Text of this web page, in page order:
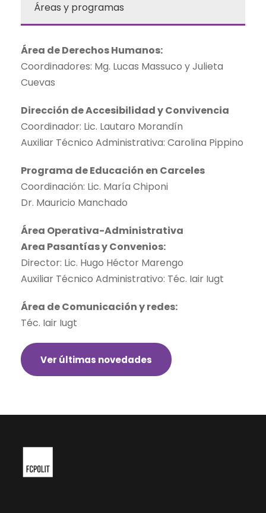
Áreas y programas
Área de Derechos Humanos:
Coordinadores: Mg. Lucas Massuco y Julieta
Cuevas
Dirección de Accesibilidad y Convivencia
Coordinador: Lic. Lautaro Morandín
Auxiliar Técnico Administrativa: Carolina Pippino
Programa de Educación en Carceles
Coordinación: Lic. María Chiponi
Dr. Mauricio Manchado
Área Operativa-Administrativa
Area Pasantías y Convenios:
Director: Lic. Hugo Héctor Marengo
Auxiliar Técnico Administrativo: Téc. Iair Iugt
Área de Comunicación y redes:
Téc. Iair Iugt
Ver últimas novedades